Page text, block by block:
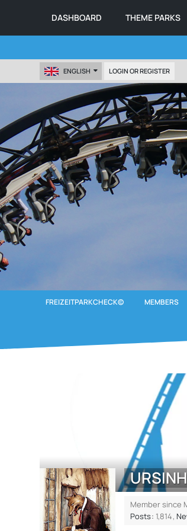
DASHBOARD THEME PARKS
ENGLISH LOGIN OR REGISTER
FREIZEITPARKCHECK© MEMBERS
Member since
Posts 1,814